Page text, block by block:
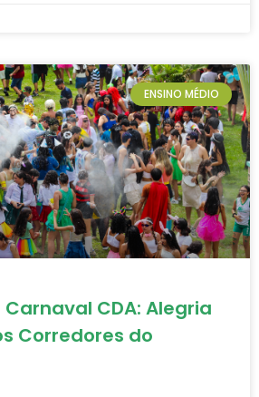
ENSINO MÉDIO
CDA: Alegria
Corredores do